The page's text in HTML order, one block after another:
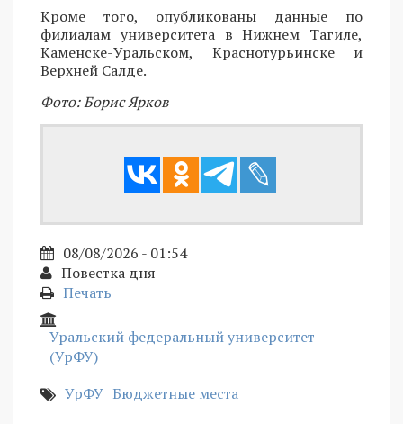
Кроме того, опубликованы данные по
филиалам университета в Нижнем Тагиле,
Каменске-Уральском, Краснотурьинске и
Верхней Салде.
Фото: Борис Ярков
08/08/2026 - 01:54
Повестка дня
Печать
Уральский федеральный университет
(УрФУ)
УрФУ Бюджетные места